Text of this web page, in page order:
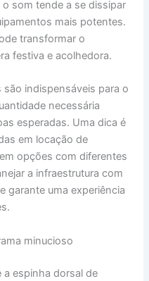
som tende a se dissipar
mais potentes.
transformar o
festiva e acolhedora.
indispensáveis para o
necessária
esperadas. Uma dica é
em locação de
opções com diferentes
a infraestrutura com
garante uma experiência
minucioso
espinha dorsal de